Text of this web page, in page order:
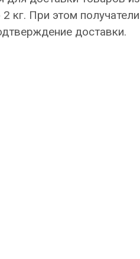
кг. При этом получатели
доставки.